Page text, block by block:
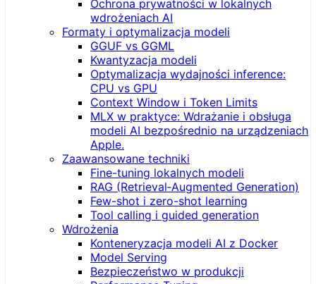
Ochrona prywatności w lokalnych
wdrożeniach AI
Formaty i optymalizacja modeli
GGUF vs GGML
Kwantyzacja modeli
Optymalizacja wydajności inference:
CPU vs GPU
Context Window i Token Limits
MLX w praktyce: Wdrażanie i obsługa
modeli AI bezpośrednio na urządzeniach
Apple.
Zaawansowane techniki
Fine-tuning lokalnych modeli
RAG (Retrieval‑Augmented Generation)
Few-shot i zero-shot learning
Tool calling i guided generation
Wdrożenia
Konteneryzacja modeli AI z Docker
Model Serving
Bezpieczeństwo w produkcji